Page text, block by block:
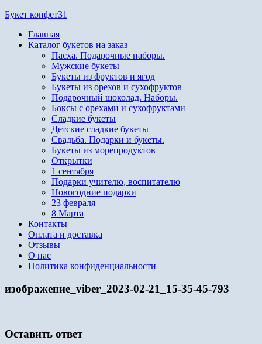
Перейти
содержимому
Букет конфет31
Главная
Каталог букетов на заказ
Пасха. Подарочные наборы.
Мужские букеты
Букеты из фруктов и ягод
Букеты из орехов и сухофруктов
Подарочный шоколад. Наборы.
Боксы с орехами и сухофруктами
Сладкие букеты
Детские сладкие букеты
Свадьба. Подарки и букеты.
Букеты из морепродуктов
Открытки
1 сентября
Подарки учителю, воспитателю
Новогодние подарки
23 февраля
8 Марта
Контакты
Оплата и доставка
Отзывы
О нас
Политика конфиденциальности
изображение_viber_2023-02-21_15-35-45-793
Оставить ответ